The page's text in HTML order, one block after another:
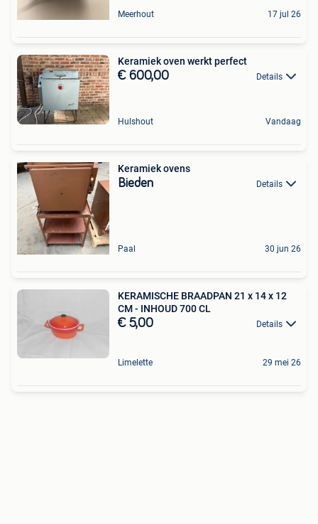
Meerhout 17 jul 26
Keramiek oven werkt perfect
€ 600,00 Details
Hulshout Vandaag
Keramiek ovens
Bieden Details
Paal 30 jun 26
KERAMISCHE BRAADPAN 21 x 14 x 12
CM - INHOUD 700 CL
€ 5,00 Details
Limelette 29 mei 26